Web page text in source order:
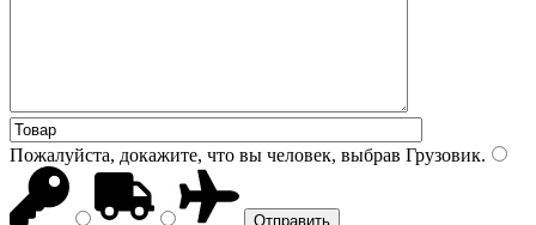
Пожалуйста, докажите, что вы человек, выбрав Грузовик.